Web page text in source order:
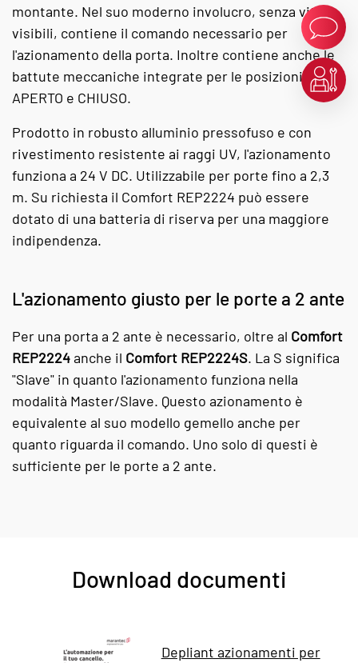
montante. Nel suo moderno involucro, senza viti
visibili, contiene il comando necessario per
l'azionamento della porta. Inoltre contiene anche le
battute meccaniche integrate per le posizioni
APERTO e CHIUSO.
Prodotto in robusto alluminio pressofuso e con
rivestimento resistente ai raggi UV, l'azionamento
funziona a 24 V DC. Utilizzabile per porte fino a 2,3
m. Su richiesta il Comfort REP2224 può essere
dotato di una batteria di riserva per una maggiore
indipendenza.
L'azionamento giusto per le porte a 2 ante
Per una porta a 2 ante è necessario, oltre al Comfort
REP2224anche il Comfort REP2224S. La S significa
"Slave" in quanto l'azionamento funziona nella
modalità Master/Slave. Questo azionamento è
equivalente al suo modello gemello anche per
quanto riguarda il comando. Uno solo di questi è
sufficiente per le porte a 2 ante.
Download documenti
Depliant azionamenti per